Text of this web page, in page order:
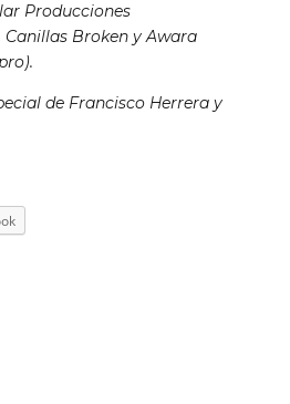
Producciones
Broken y Awara
de Francisco Herrera y